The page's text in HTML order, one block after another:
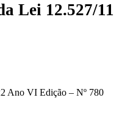
Lei 12.527/11
Ano VI Edição – Nº 780